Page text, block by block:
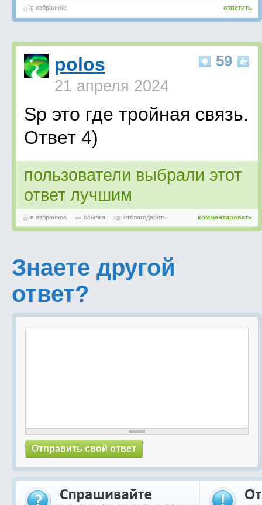
ответить
в избранное
59
polos
21 апреля 2024
Sp это где тройная связь.
Ответ 4)
пользователи выбрали этот
ответ лучшим
комментировать
в избранное ссылка отблагодарить
Знаете другой
ответ?